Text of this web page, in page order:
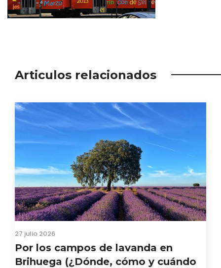
Articulos relacionados
27 julio 2026
Por los campos de lavanda en
Brihuega (¿Dónde, cómo y cuándo